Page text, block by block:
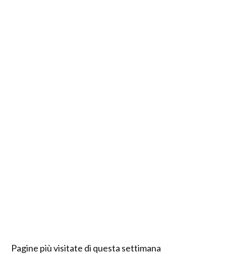
Pagine più visitate di questa settimana